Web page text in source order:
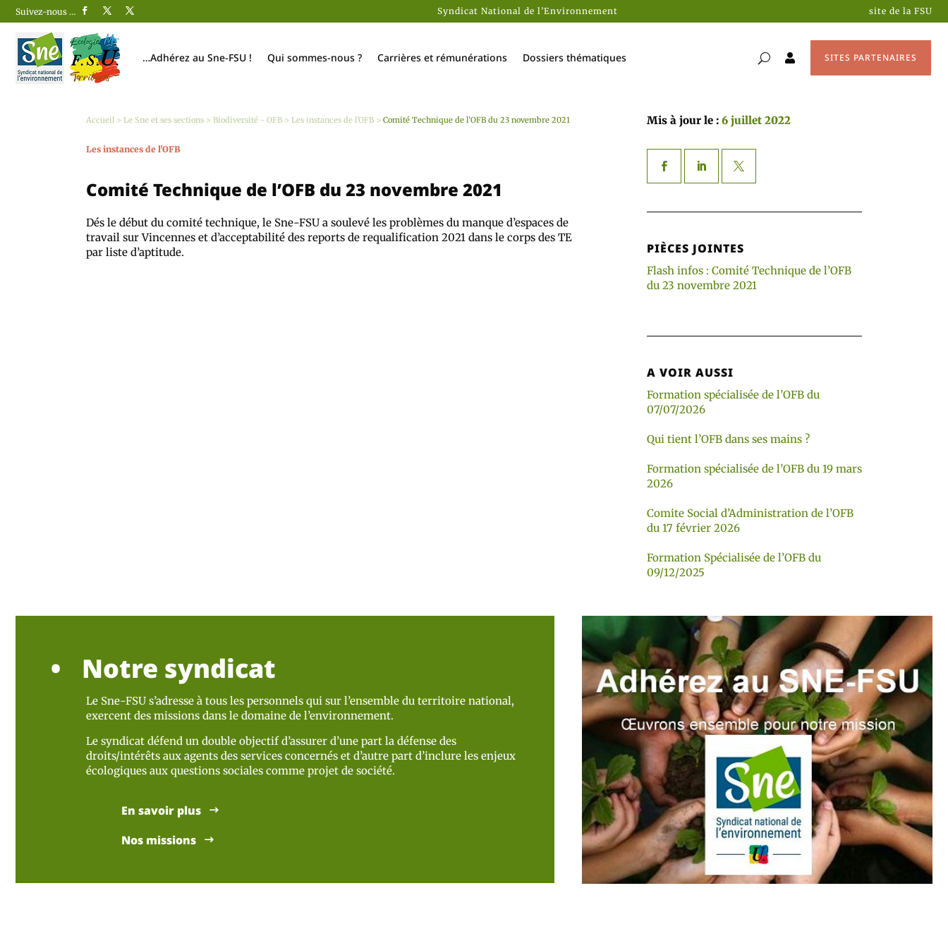
Suivez-nous … Syndicat National de l’Environnement site de la FSU
…Adhérez au Sne-FSU ! Qui sommes-nous ? Carrières et rémunérations Dossiers thématiques  SITES PARTENAIRES
Accueil > Le Sne et ses sections > Biodiversité - OFB > Les instances de l'OFB > Comité Technique de l’OFB du 23 novembre 2021
Les instances de l'OFB
Comité Technique de l’OFB du 23 novembre 2021
Dés le début du comité technique, le Sne-FSU a soulevé les problèmes du manque d’espaces de
travail sur Vincennes et d’acceptabilité des reports de requalification 2021 dans le corps des TE
par liste d’aptitude.
Mis à jour le : 6 juillet 2022
PIÈCES JOINTES
Flash infos : Comité Technique de l’OFB
du 23 novembre 2021
A VOIR AUSSI
Formation spécialisée de l’OFB du
07/07/2026
Qui tient l’OFB dans ses mains ?
Formation spécialisée de l’OFB du 19 mars
2026
Comite Social d’Administration de l’OFB
du 17 février 2026
Formation Spécialisée de l’OFB du
09/12/2025
Notre syndicat
Le Sne-FSU s’adresse à tous les personnels qui sur l’ensemble du territoire national,
exercent des missions dans le domaine de l’environnement.
Le syndicat défend un double objectif d’assurer d’une part la défense des
droits/intérêts aux agents des services concernés et d’autre part d’inclure les enjeux
écologiques aux questions sociales comme projet de société.
En savoir plus
Nos missions